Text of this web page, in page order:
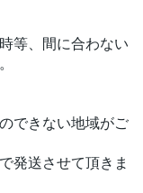
等、間に合わない
できない地域がご
発送させて頂きま